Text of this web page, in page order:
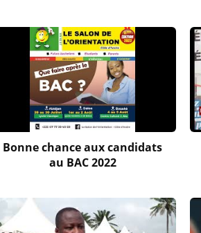
Bonne chance aux candidats
au BAC 2022